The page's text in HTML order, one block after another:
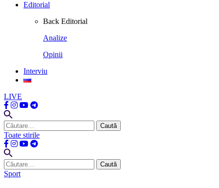
Editorial
Back Editorial
Analize
Opinii
Interviu
LIVE
Caută
după:
Toate stirile
Caută
după:
Sport